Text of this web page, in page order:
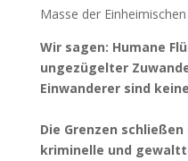
Masse der Einheimischen
Wir sagen: Humane
ungezügelter
Einwanderer sind
Die Grenzen
kriminelle und